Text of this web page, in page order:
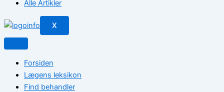
Alle Artikler
X
Forsiden
Lægens leksikon
Find behandler